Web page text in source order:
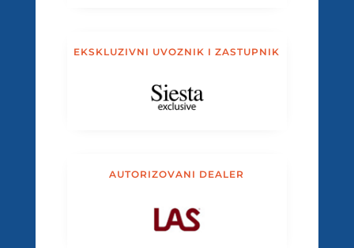
EKSKLUZIVNI UVOZNIK I ZASTUPNIK
AUTORIZOVANI DEALER